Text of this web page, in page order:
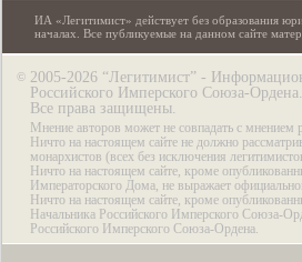
ИА «Легитимист» действует без образования
началах. Все публикуемые на данном сайте
© 2005-2026 “Легитимист” -
Российского Имперского Союза-Ордена.
Все права защищены.
Мнение авторов может не совпадать с мнением
Ничто на настоящем сайте не должно
монархистов (всех без исключения
Ничто на настоящем сайте, кроме
Императорского Дома, не выражает
Ничто на настоящем сайте, кроме
Начальника Российского Имперского Союза-
Российского Имперского Союза-Ордена.